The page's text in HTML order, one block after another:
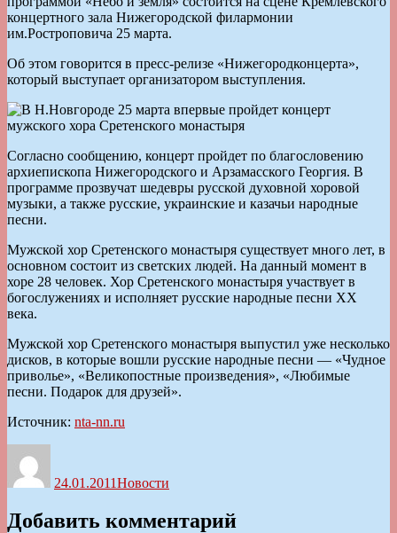
концертного зала Нижегородской филармонии
им.Ростроповича 25 марта.
Об этом говорится в пресс-релизе «Нижегородконцерта»,
который выступает организатором выступления.
Согласно сообщению, концерт пройдет по благословению
архиепископа Нижегородского и Арзамасского Георгия. В
программе прозвучат шедевры русской духовной хоровой
музыки, а также русские, украинские и казачьи народные
песни.
Мужской хор Сретенского монастыря существует много лет, в
основном состоит из светских людей. На данный момент в
хоре 28 человек. Хор Сретенского монастыря участвует в
богослужениях и исполняет русские народные песни XX
века.
Мужской хор Сретенского монастыря выпустил уже несколько
дисков, в которые вошли русские народные песни — «Чудное
приволье», «Великопостные произведения», «Любимые
песни. Подарок для друзей».
Источник: nta-nn.ru
24.01.2011Новости
Добавить комментарий